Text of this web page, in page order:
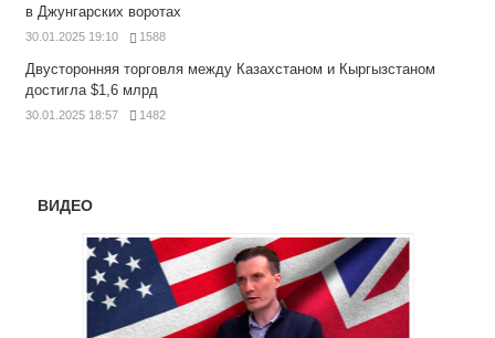
в Джунгарских воротах
30.01.2025 19:10 1588
Двусторонняя торговля между Казахстаном и Кыргызстаном
достигла $1,6 млрд
30.01.2025 18:57 1482
ВИДЕО